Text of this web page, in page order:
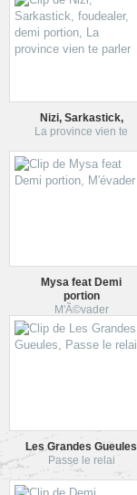
Nizi, Sarkastick,
La province vien te
Mysa feat Demi
portion
M'Ã©vader
Les Grandes Gueules
Passe le relai